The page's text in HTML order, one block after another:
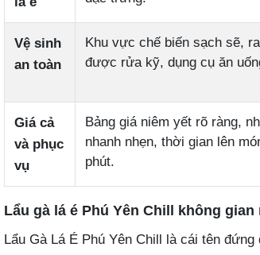
Vệ sinh
an toàn
Khu vực chế biến sạch sẽ,
được rửa kỹ, dụng cụ ăn
Giá cả
và phục
vụ
Bảng giá niêm yết rõ ràng,
nhanh nhẹn, thời gian lên
phút.
Lẩu gà lá é Phú Yên Chill không gian
Lẩu Gà Lá É Phú Yên Chill là cái tên